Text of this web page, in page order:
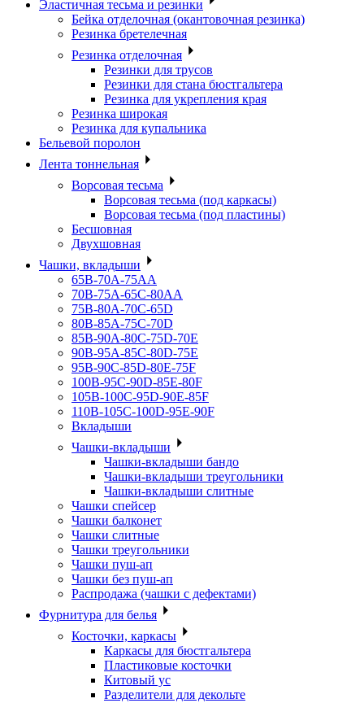
Эластичная тесьма и резинки
Бейка отделочная (окантовочная резинка)
Резинка бретелечная
Резинка отделочная
Резинки для трусов
Резинки для стана бюстгальтера
Резинка для укрепления края
Резинка широкая
Резинка для купальника
Бельевой поролон
Лента тоннельная
Ворсовая тесьма
Ворсовая тесьма (под каркасы)
Ворсовая тесьма (под пластины)
Бесшовная
Двухшовная
Чашки, вкладыши
65B-70A-75АА
70В-75А-65С-80АА
75В-80А-70С-65D
80В-85А-75С-70D
85В-90А-80С-75D-70E
90B-95A-85C-80D-75E
95B-90C-85D-80E-75F
100B-95C-90D-85E-80F
105B-100C-95D-90E-85F
110B-105C-100D-95E-90F
Вкладыши
Чашки-вкладыши
Чашки-вкладыши бандо
Чашки-вкладыши треугольники
Чашки-вкладыши слитные
Чашки спейсер
Чашки балконет
Чашки слитные
Чашки треугольники
Чашки пуш-ап
Чашки без пуш-ап
Распродажа (чашки с дефектами)
Фурнитура для белья
Косточки, каркасы
Каркасы для бюстгальтера
Пластиковые косточки
Китовый ус
Разделители для декольте